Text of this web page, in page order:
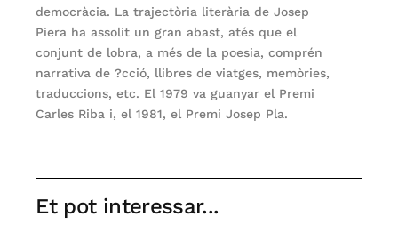
democràcia. La trajectòria literària de Josep
Piera ha assolit un gran abast, atés que el
conjunt de lobra, a més de la poesia, comprén
narrativa de ?cció, llibres de viatges, memòries,
traduccions, etc. El 1979 va guanyar el Premi
Carles Riba i, el 1981, el Premi Josep Pla.
Et pot interessar...